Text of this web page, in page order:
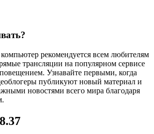
рекомендуется всем любителям
трансляции на популярном сервисе
Узнавайте первыми, когда
публикуют новый материал и
новостями всего мира благодаря